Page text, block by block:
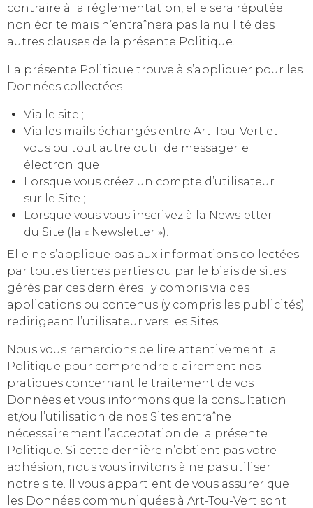
contraire à la réglementation, elle sera réputée
non écrite mais n’entraînera pas la nullité des
autres clauses de la présente Politique.
La présente Politique trouve à s’appliquer pour les
Données collectées :
Via le site ;
Via les mails échangés entre Art-Tou-Vert et
vous ou tout autre outil de messagerie
électronique ;
Lorsque vous créez un compte d’utilisateur
sur le Site ;
Lorsque vous vous inscrivez à la Newsletter
du Site (la « Newsletter »).
Elle ne s’applique pas aux informations collectées
par toutes tierces parties ou par le biais de sites
gérés par ces dernières ; y compris via des
applications ou contenus (y compris les publicités)
redirigeant l’utilisateur vers les Sites.
Nous vous remercions de lire attentivement la
Politique pour comprendre clairement nos
pratiques concernant le traitement de vos
Données et vous informons que la consultation
et/ou l’utilisation de nos Sites entraîne
nécessairement l’acceptation de la présente
Politique. Si cette dernière n’obtient pas votre
adhésion, nous vous invitons à ne pas utiliser
notre site. Il vous appartient de vous assurer que
les Données communiquées à Art-Tou-Vert sont